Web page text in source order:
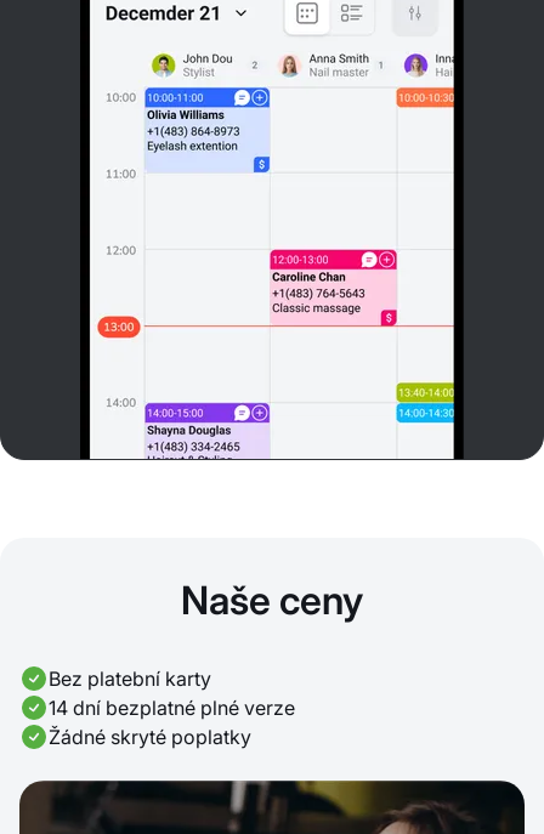
Naše ceny
Bez platební karty
14 dní bezplatné plné verze
Žádné skryté poplatky